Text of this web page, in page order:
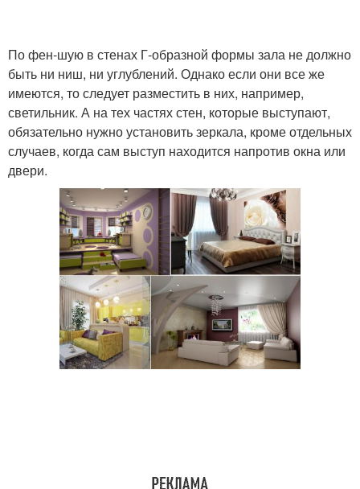
По фен-шую в стенах Г-образной формы зала не должно
быть ни ниш, ни углублений. Однако если они все же
имеются, то следует разместить в них, например,
светильник. А на тех частях стен, которые выступают,
обязательно нужно установить зеркала, кроме отдельных
случаев, когда сам выступ находится напротив окна или
двери.